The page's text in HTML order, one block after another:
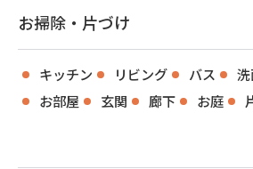
お掃除・片づけ
キッチン リビング バス
お部屋
玄関 廊下 お庭